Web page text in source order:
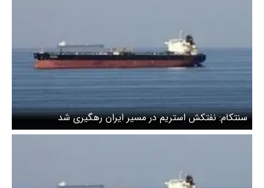
سنتکام: نفتکش استریم در مسیر ایران رهگیری شد